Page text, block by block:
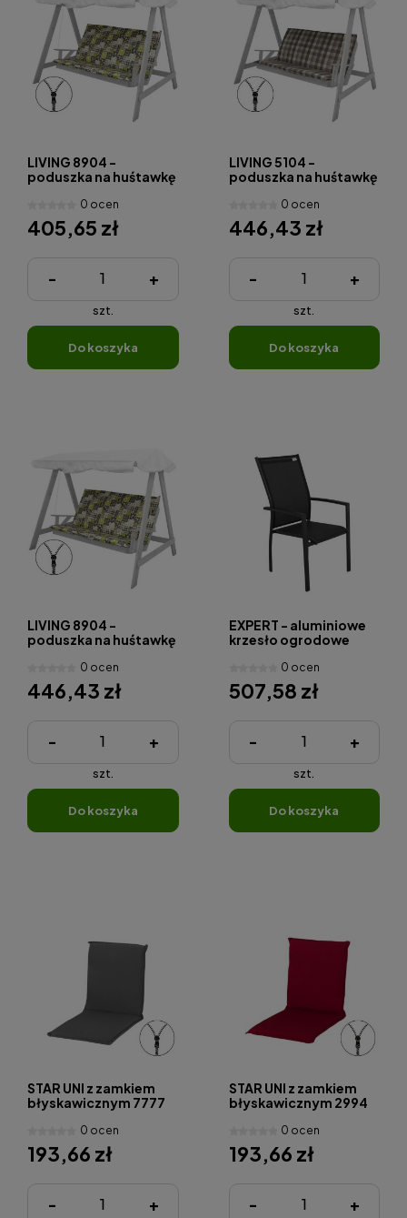
LIVING 8904 -
poduszka na huśtawkę
0 ocen
405,65 zł
- +
szt.
do koszyka
LIVING 5104 -
poduszka na huśtawkę
0 ocen
446,43 zł
- +
szt.
do koszyka
LIVING 8904 -
poduszka na huśtawkę
0 ocen
446,43 zł
- +
szt.
do koszyka
EXPERT - aluminiowe
krzesło ogrodowe
0 ocen
507,58 zł
- +
szt.
do koszyka
STAR UNI z zamkiem
błyskawicznym 7777
krzesło i fotel
0 ocen
193,66 zł
- +
STAR UNI z zamkiem
błyskawicznym 2994
krzesło i fotel
0 ocen
193,66 zł
- +